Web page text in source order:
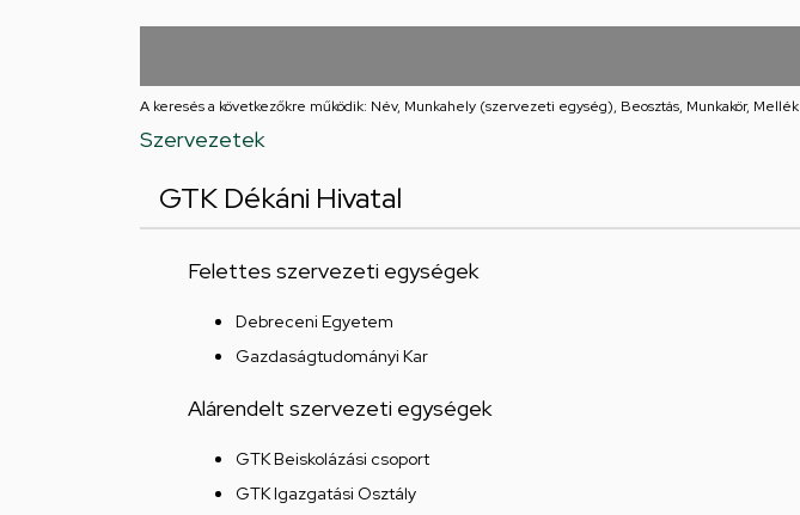
Iskolája
feladatellátási
A keresés a következőkre működik: Név, Munkahely (szervezeti egység), Beosztás, Munkakör, Mellék
Szervezetek
GTK Dékáni Hivatal
Felettes szervezeti egységek
Debreceni Egyetem
Gazdaságtudományi Kar
Alárendelt szervezeti egységek
GTK Beiskolázási csoport
GTK Igazgatási Osztály